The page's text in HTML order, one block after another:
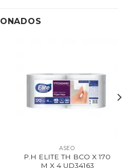
ASEO
P.H ELITE TH BCO X 170
M X 4 UD34163